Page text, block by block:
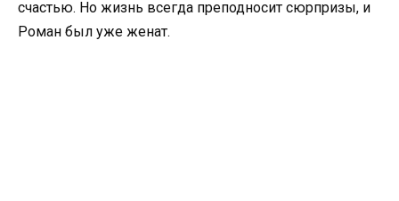
счастью. Но жизнь всегда преподносит сюрпризы, и
Роман был уже женат.